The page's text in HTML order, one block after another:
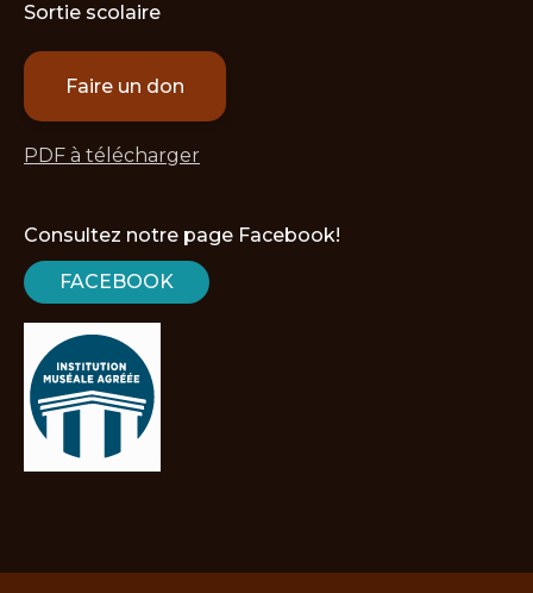
Sortie scolaire
Faire un don
PDF à télécharger
Consultez notre page Facebook!
FACEBOOK